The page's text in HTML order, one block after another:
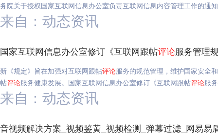
务院关于授权国家互联网信息办公室负责互联网信息内容管理工作的通
来自：动态资讯
国家互联网信息办公室修订《互联网跟帖评论服务管理
新《规定》旨在加强对互联网跟帖评论服务的规范管理，维护国家安全
帖评论服务健康发展。国家互联网信息办公室修订《互联网跟帖评论服
来自：动态资讯
音视频解决方案_视频鉴黄_视频检测_弹幕过滤_网易易